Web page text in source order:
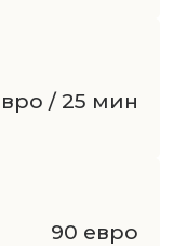
/ 25 мин
90 евро